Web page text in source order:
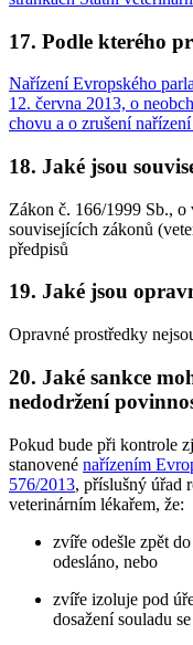
17. Podle kterého
Nařízení Evropského
12. června 2013, o
chovu a o zrušení
18. Jaké jsou
Zákon č. 166/1999 Sb., o
souvisejících zákonů
předpisů
19. Jaké jsou
Opravné prostředky
20. Jaké sankce
nedodržení
Pokud bude při kontrole
stanovené nařízením
576/2013, příslušný úřad
veterinárním lékařem, že:
zvíře odešle zpět
odesláno, nebo
zvíře izoluje pod
dosažení souladu